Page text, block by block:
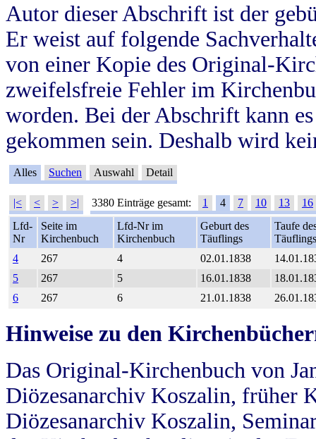
Autor dieser Abschrift ist der
Er weist auf folgende
von einer Kopie des Original-
zweifelsfreie Fehler im
worden. Bei der Abschrift kann
gekommen sein. Deshalb wird
Alles Suchen Auswahl Detail
|< < > >| 3380 Einträge gesamt: 1 4 7 10 13
16
Lfd-
Nr
Seite im
Kirchenbuch
Lfd-Nr im
Kirchenbuch
Geburt des
Täuflings
Taufe
Täuflings
4
267 4 02.01.1838
5
267 5 16.01.1838
6
267 6 21.01.1838
Hinweise zu den
Das Original-Kirchenbuch von
Diözesanarchiv Koszalin, früher
Diözesanarchiv Koszalin,